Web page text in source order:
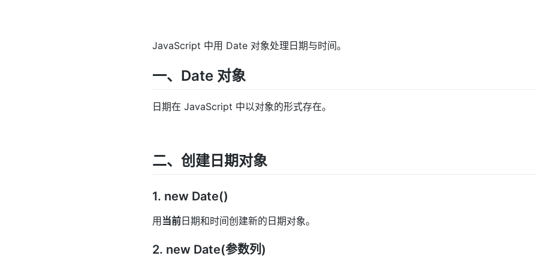
JavaScript 中用 Date 对象处理日期与时间。
一、Date 对象
日期在 JavaScript 中以对象的形式存在。
二、创建日期对象
1. new Date()
用 当前 日期和时间创建新的日期对象。
2. new Date(参数列)